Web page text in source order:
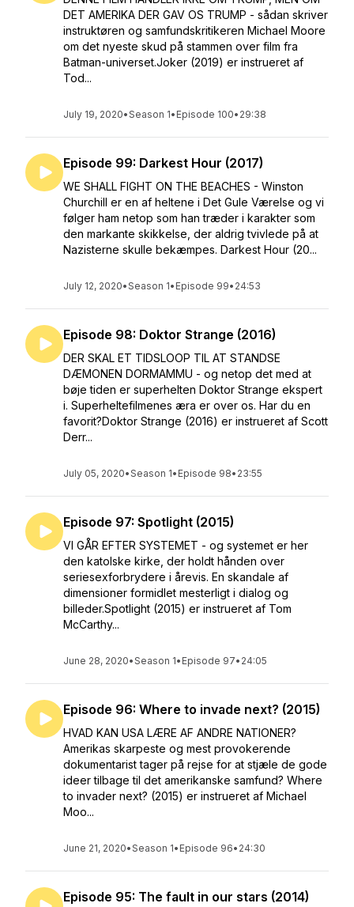
DET AMERIKA DER GAV OS TRUMP - sådan skriver
instruktøren og samfundskritikeren Michael Moore
om det nyeste skud på stammen over film fra
Batman-universet.Joker (2019) er instrueret af
Tod...
July 19, 2020•Season 1• Episode 100• 29:38
Episode 99: Darkest Hour (2017)
WE SHALL FIGHT ON THE BEACHES - Winston
Churchill er en af heltene i Det Gule Værelse og vi
følger ham netop som han træder i karakter som
den markante skikkelse, der aldrig tvivlede på at
Nazisterne skulle bekæmpes. Darkest Hour (20...
July 12, 2020•Season 1• Episode 99• 24:53
Episode 98: Doktor Strange (2016)
DER SKAL ET TIDSLOOP TIL AT STANDSE
DÆMONEN DORMAMMU - og netop det med at
bøje tiden er superhelten Doktor Strange ekspert
i. Superheltefilmenes æra er over os. Har du en
favorit?Doktor Strange (2016) er instrueret af Scott
Derr...
July 05, 2020•Season 1• Episode 98• 23:55
Episode 97: Spotlight (2015)
VI GÅR EFTER SYSTEMET - og systemet er her
den katolske kirke, der holdt hånden over
seriesexforbrydere i årevis. En skandale af
dimensioner formidlet mesterligt i dialog og
billeder.Spotlight (2015) er instrueret af Tom
McCarthy...
June 28, 2020•Season 1• Episode 97• 24:05
Episode 96: Where to invade next? (2015)
HVAD KAN USA LÆRE AF ANDRE NATIONER?
Amerikas skarpeste og mest provokerende
dokumentarist tager på rejse for at stjæle de gode
ideer tilbage til det amerikanske samfund? Where
to invader next? (2015) er instrueret af Michael
Moo...
June 21, 2020•Season 1• Episode 96• 24:30
Episode 95: The fault in our stars (2014)